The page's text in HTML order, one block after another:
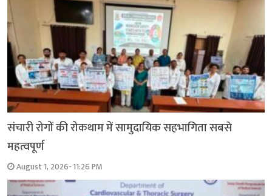
संचारी रोगों की रोकथाम में सामुदायिक सहभागिता सबसे
महत्वपूर्ण
August 1, 2026- 11:26 PM